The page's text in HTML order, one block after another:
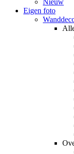
Eigen foto